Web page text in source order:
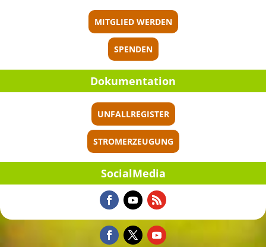
MITGLIED WERDEN
SPENDEN
Dokumen­ta­tion
UNFALLREGISTER
STROMERZEUGUNG
Social­Me­dia